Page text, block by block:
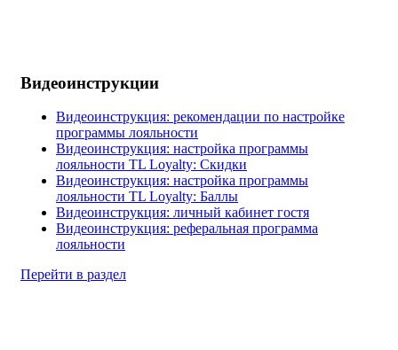
Видеоинструкции
Видеоинструкция: рекомендации по настройке
программы лояльности
Видеоинструкция: настройка программы
лояльности TL Loyalty: Скидки
Видеоинструкция: настройка программы
лояльности TL Loyalty: Баллы
Видеоинструкция: личный кабинет гостя
Видеоинструкция: реферальная программа
лояльности
Перейти в раздел